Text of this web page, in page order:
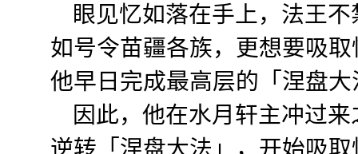
眼见忆如落在手上，法王不
如号令苗疆各族，更想要吸
他早日完成最高层的「涅盘
因此，他在水月轩主冲过来
逆转「涅盘大法」，开始吸